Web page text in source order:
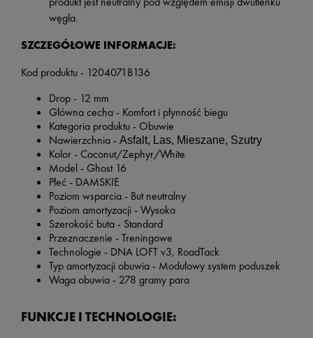
węgla.
SZCZEGÓŁOWE INFORMACJE:
Kod produktu - 1204071B136
Drop - 12 mm
Główna cecha - Komfort i płynność biegu
Kategoria produktu - Obuwie
Nawierzchnia - Asfalt, Las, Mieszane, Szutry
Kolor - Coconut/Zephyr/White
Model - Ghost 16
Płeć - DAMSKIE
Poziom wsparcia - But neutralny
Poziom amortyzacji - Wysoka
Szerokość buta - Standard
Przeznaczenie - Treningowe
Technologie - DNA LOFT v3, RoadTack
Typ amortyzacji obuwia - Modułowy system poduszek
Waga obuwia - 278 gramy para
FUNKCJE I TECHNOLOGIE: